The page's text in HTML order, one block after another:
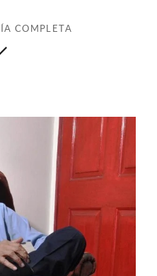
Simón Bolívar de
Dejando atrás al hombre
Capricornio en gris
1978); Geografía de
manchas
(cuento, 1995);Semana sin
águila
(biografía
tiempo
(cuento,
1998);Sin principio ni
(cuento, 2000),
2002);
Vida que olvida
COMPLETA